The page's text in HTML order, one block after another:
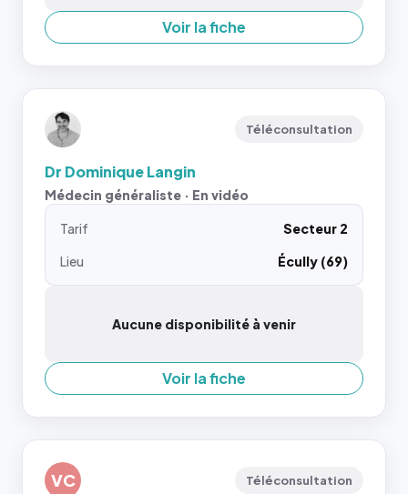
Voir la fiche
Téléconsultation
Dr Dominique Langin
Médecin généraliste · En vidéo
Tarif
Secteur 2
Lieu
Écully (69)
Aucune disponibilité à venir
Voir la fiche
VC Téléconsultation